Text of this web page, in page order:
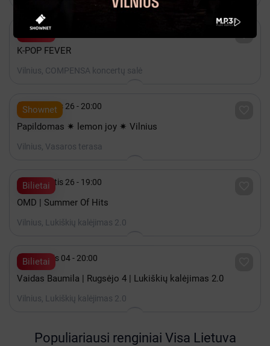
Bilietai 
Rugsėjis 12 - 17:00
K-POP FEVER
Vilnius, COMPENSA koncertų salė
Shownet
 Rugpjūtis 26 - 20:00
Papildomas ✷ lemon joy ✷ Vilnius
Vilnius, Vasaros terasa
Bilietai
 Rugpjūtis 26 - 19:00
OMD | Summer Of Hits
Vilnius, Lukiškių kalėjimas 2.0
Bilietai
 Rugsėjis 04 - 20:00
Vaidas Baumila | Rugsėjo 4 | Lukiškių kalėjimas 2.0
Vilnius, Lukiškių kalėjimas 2.0
Populiariausi renginiai Visa Lietuva